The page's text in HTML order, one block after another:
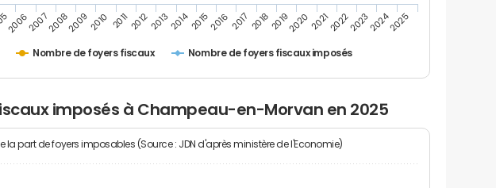
Nombre de foyers fiscaux Nombre de foyers fiscaux imposés
20062007200820092010 201120122013201420152016 2017 20182019202020212022202320242025
imposés à Champeau-en-Morvan en 2025
la part de foyers imposables (Source : JDN d'après ministère de l'Economie)